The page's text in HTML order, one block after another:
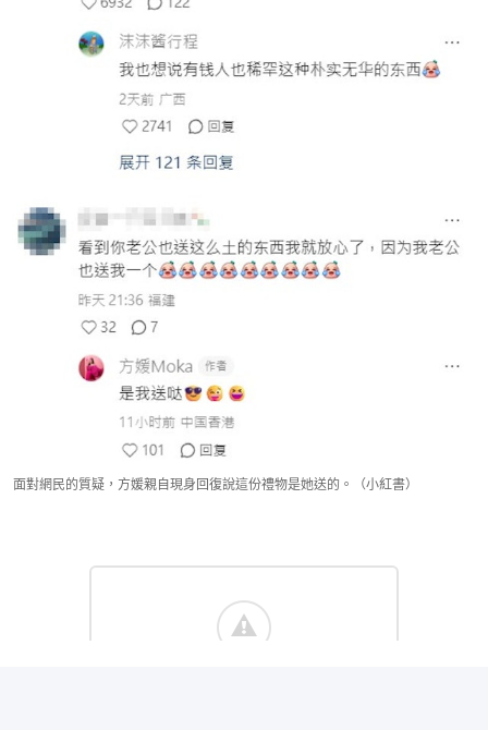
面對網民的質疑，方媛親自現身回復說這份禮物是她送的。（小紅書）